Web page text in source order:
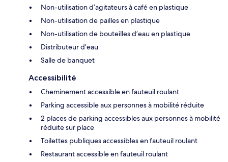
Non-utilisation d’agitateurs à café en plastique
Non-utilisation de pailles en plastique
Non-utilisation de bouteilles d’eau en plastique
Distributeur d’eau
Salle de banquet
Accessibilité
Cheminement accessible en fauteuil roulant
Parking accessible aux personnes à mobilité réduite
2 places de parking accessibles aux personnes à mobilité
réduite sur place
Toilettes publiques accessibles en fauteuil roulant
Restaurant accessible en fauteuil roulant